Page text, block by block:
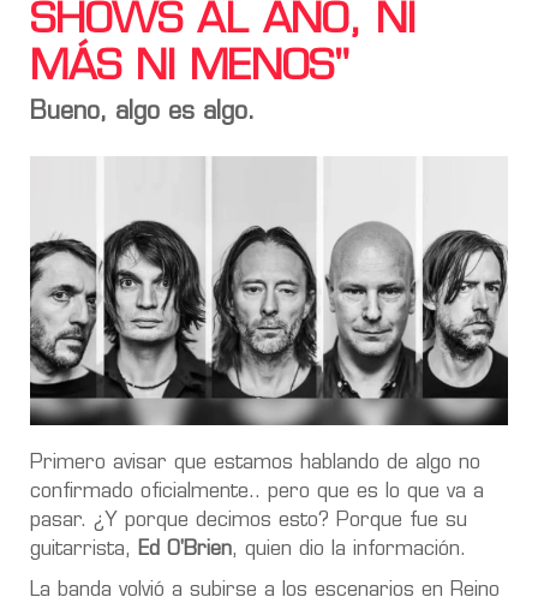
SHOWS AL AÑO, NI
MÁS NI MENOS"
Bueno, algo es algo.
Primero avisar que estamos hablando de algo no
confirmado oficialmente.. pero que es lo que va a
pasar. ¿Y porque decimos esto? Porque fue su
guitarrista,
Ed O'Brien, quien dio la información.
La banda volvió a subirse a los escenarios en Reino